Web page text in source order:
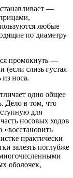
—
любые
по диаметру
промокнуть —
слизь густая
носа.
одно общее
Дело в том, что
для
носовых ходов
практически
залезть поглубже
оболочек,